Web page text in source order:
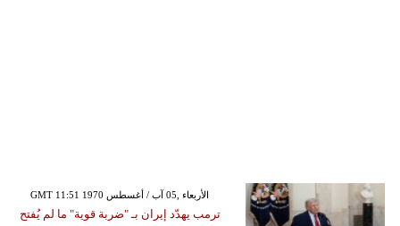
GMT 11:51 1970 الأربعاء ,05 آب / أغسطس
ترمب يهدّد إيران بـ "ضربة قوية" ما لم يُفتح